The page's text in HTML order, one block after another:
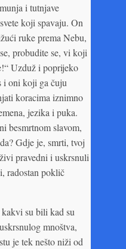
i tutnjave
koji spavaju. On
ruke prema Nebu,
probudite se, vi koji
Uzduž i poprijeko
i oni koji ga čuju
koracima iznimno
jezika i puka.
besmrtnom slavom,
Gdje je, smrti, tvoj
pravedni i uskrsnuli
radostan poklič
su bili kad su
mnoštva,
je tek nešto niži od